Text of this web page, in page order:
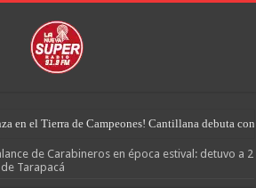
en el Tierra de Campeones! Cantillana debuta
de Carabineros en época estival: detuvo a 2
Tarapacá